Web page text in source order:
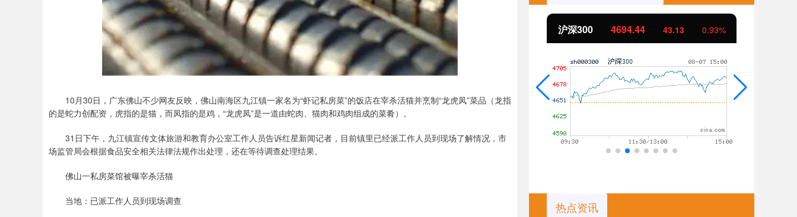
10月30日，广东佛山不少网友反映，佛山南海区九江镇一家名为“虾记私房菜”的饭店在宰杀活猫并烹制“龙虎凤”菜品（龙指
的是蛇力创配资，虎指的是猫，而凤指的是鸡，“龙虎凤”是一道由蛇肉、猫肉和鸡肉组成的菜肴）。
31日下午，九江镇宣传文体旅游和教育办公室工作人员告诉红星新闻记者，目前镇里已经派工作人员到现场了解情况，市
场监管局会根据食品安全相关法律法规作出处理，还在等待调查处理结果。
佛山一私房菜馆被曝宰杀活猫
当地：已派工作人员到现场调查
深证成指 14311.01 200.89 1.42% 沪深300 4694.44 43.13 北证50 1134.24 11.37 1.01%
热点资讯